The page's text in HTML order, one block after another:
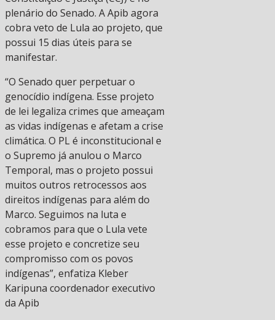
plenário do Senado. A Apib agora
cobra veto de Lula ao projeto, que
possui 15 dias úteis para se
manifestar.
“O Senado quer perpetuar o
genocídio indígena. Esse projeto
de lei legaliza crimes que ameaçam
as vidas indígenas e afetam a crise
climática. O PL é inconstitucional e
o Supremo já anulou o Marco
Temporal, mas o projeto possui
muitos outros retrocessos aos
direitos indígenas para além do
Marco. Seguimos na luta e
cobramos para que o Lula vete
esse projeto e concretize seu
compromisso com os povos
indígenas”, enfatiza Kleber
Karipuna coordenador executivo
da Apib